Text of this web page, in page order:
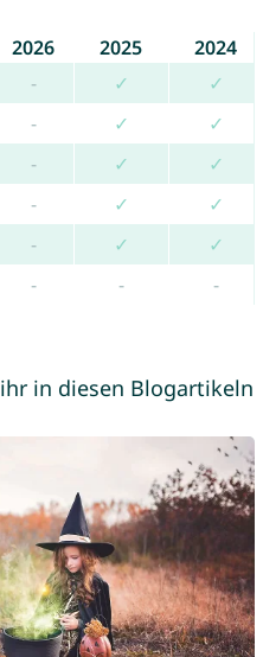
2026 2025
2024
- ✓
✓
- ✓
✓
- ✓
✓
- ✓
✓
- ✓
✓
- - -
in diesen Blogartikeln